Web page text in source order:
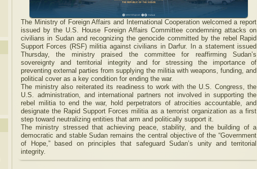
The Ministry of Foreign Affairs and International Cooperation welcomed a report
issued by the U.S. House Foreign Affairs Committee condemning attacks on
civilians in Sudan and recognizing the genocide committed by the rebel Rapid
Support Forces (RSF) militia against civilians in Darfur. In a statement issued
Thursday, the ministry praised the committee for reaffirming Sudan’s
sovereignty and territorial integrity and for stressing the importance of
preventing external parties from supplying the militia with weapons, funding, and
political cover as a key condition for ending the war.
The ministry also reiterated its readiness to work with the U.S. Congress, the
U.S. administration, and international partners not involved in supporting the
rebel militia to end the war, hold perpetrators of atrocities accountable, and
designate the Rapid Support Forces militia as a terrorist organization as a first
step toward neutralizing entities that arm and politically support it.
The ministry stressed that achieving peace, stability, and the building of a
democratic and stable Sudan remains the central objective of the “Government
of Hope,” based on principles that safeguard Sudan’s unity and territorial
integrity.